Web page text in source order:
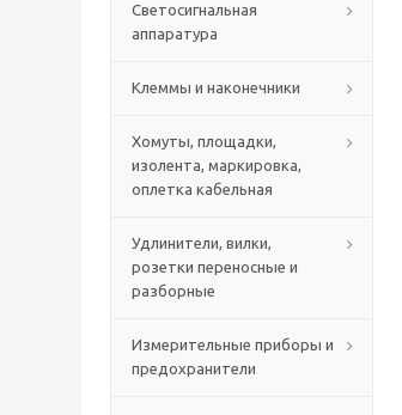
Светосигнальная
аппаратура
Клеммы и наконечники
Хомуты, площадки,
изолента, маркировка,
оплетка кабельная
Удлинители, вилки,
розетки переносные и
разборные
Измерительные приборы и
предохранители